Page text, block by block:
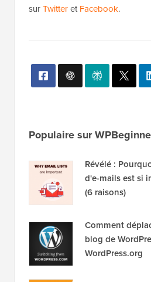
surTwitteretFacebook.
Populaire sur
Révélé :
d'e-mails est si
(6 raisons)
Comment
blog de
WordPress.org